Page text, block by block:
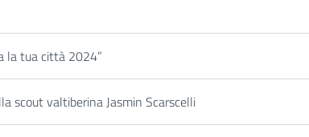
la tua città 2024”
scout valtiberina Jasmin Scarscelli